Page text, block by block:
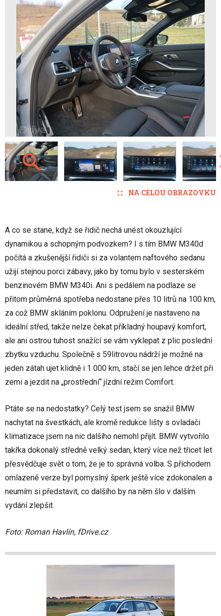
NA CELOU OBRAZOVKU
A co se stane, když se řidič nechá unést okouzlující
dynamikou a schopným podvozkem? I s tím BMW M340d
počítá a zkušenější řidiči si za volantem naftového sedanu
užijí stejnou porci zábavy, jako by tomu bylo v sesterském
benzinovém BMW M340i. Ani s pedálem na podlaze se
přitom průměrná spotřeba nedostane přes 10 litrů na 100 km,
za což BMW skláním poklonu. Odpružení je nastaveno na
ideální střed, takže nelze čekat příkladný houpavý komfort,
ale ani ostrou tuhost snažící se vám vyklepat z plic poslední
zbytku vzduchu. Společně s 59litrovou nádrží je možné na
jeden zátah ujet klidně i 1 000 km, stačí se jen lehce držet při
zemi a jezdit na „prostřední“ jízdní režim Comfort.
Ptáte se na nedostatky? Celý test jsem se snažil BMW
nachytat na švestkách, ale kromě redukce lišty s ovladači
klimatizace jsem na nic dalšího nemohl přijít. BMW vytvořilo
takřka dokonalý středně velký sedan, který více než třicet let
přesvědčuje svět o tom, že je to správná volba. S příchodem
omlazené verze byl pomyslný šperk ještě více zdokonalen a
neumím si představit, co dalšího by na něm šlo v dalším
vydání zlepšit.
Foto: Roman Havlín, fDrive.cz